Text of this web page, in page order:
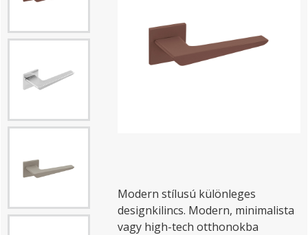
Modern stílusú különleges
designkilincs. Modern, minimalista
vagy high-tech otthonokba